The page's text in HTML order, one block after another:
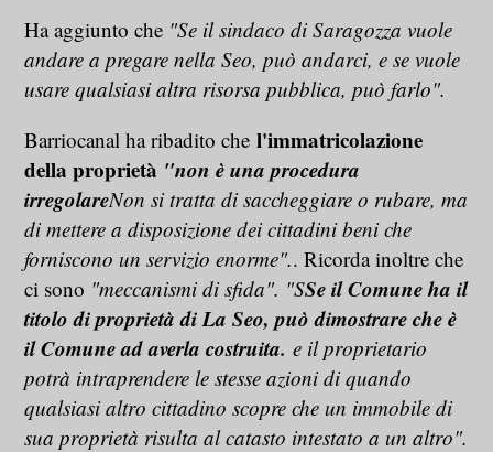
Ha aggiunto che "Se il sindaco di Saragozza vuole
andare a pregare nella Seo, può andarci, e se vuole
usare qualsiasi altra risorsa pubblica, può farlo".
Barriocanal ha ribadito chel'immatricolazione
della proprietà "non è una procedura
irregolareNon si tratta di saccheggiare o rubare, ma
di mettere a disposizione dei cittadini beni che
forniscono un servizio enorme".. Ricorda inoltre che
ci sono "meccanismi di sfida". "SSe il Comune ha il
titolo di proprietà di La Seo, può dimostrare che è
il Comune ad averla costruita. e il proprietario
potrà intraprendere le stesse azioni di quando
qualsiasi altro cittadino scopre che un immobile di
sua proprietà risulta al catasto intestato a un altro".